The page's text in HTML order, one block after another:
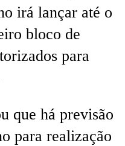
irá lançar até o
bloco de
para
que há previsão
para realização